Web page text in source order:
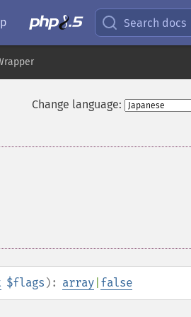
Search docs
Change language:
$flags ): array false